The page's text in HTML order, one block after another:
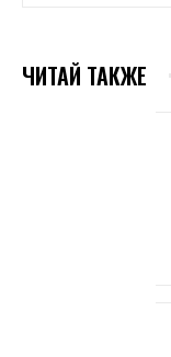
ЧИТАЙ ТАКЖЕ